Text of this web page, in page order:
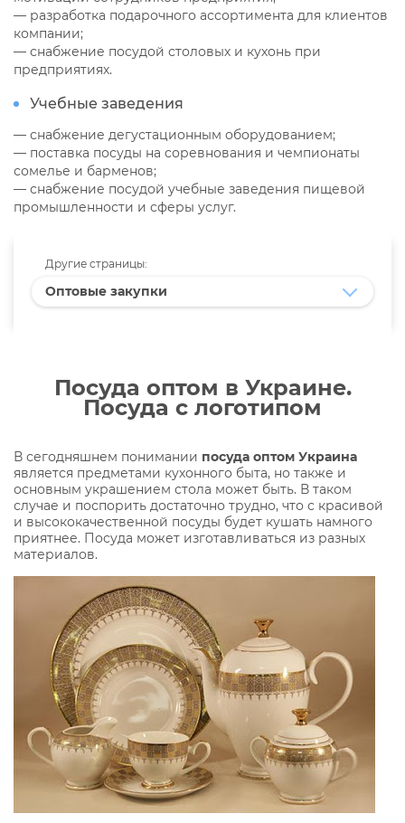
— разработка подарочного ассортимента для клиентов
компании;
— снабжение посудой столовых и кухонь при
предприятиях.
Учебные заведения
— снабжение дегустационным оборудованием;
— поставка посуды на соревнования и чемпионаты
сомелье и барменов;
— снабжение посудой учебные заведения пищевой
промышленности и сферы услуг.
Другие страницы:
Оптовые закупки
Посуда оптом в Украине.
Посуда с логотипом
В сегодняшнем понимании посуда оптом Украина
является предметами кухонного быта, но также и
основным украшением стола может быть. В таком
случае и поспорить достаточно трудно, что с красивой
и высококачественной посуды будет кушать намного
приятнее. Посуда может изготавливаться из разных
материалов.